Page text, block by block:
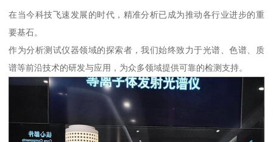
在当今科技飞速发展的时代，精准分析已成为推动各行业进步的重
要基石。
作为分析测试仪器领域的探索者，我们始终致力于光谱、色谱、质
谱等前沿技术的研发与应用，为众多领域提供可靠的检测支持。